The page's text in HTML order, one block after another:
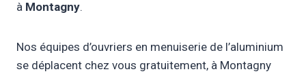
à Montagny.
Nos équipes d’ouvriers en menuiserie de l’aluminium
se déplacent chez vous gratuitement, à Montagny